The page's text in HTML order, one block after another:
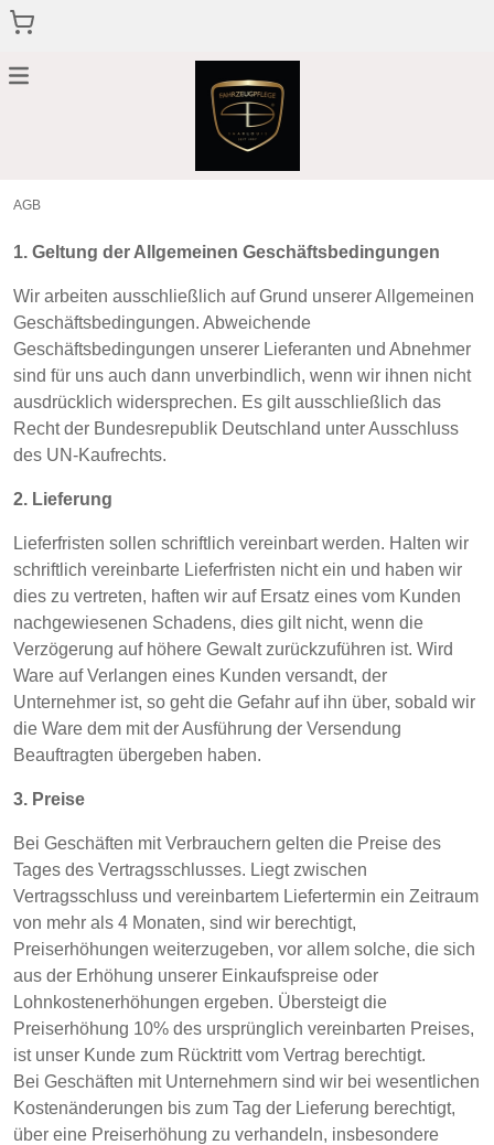
Menu
AGB
1. Geltung der Allgemeinen Geschäftsbedingungen
Wir arbeiten ausschließlich auf Grund unserer Allgemeinen
Geschäftsbedingungen. Abweichende
Geschäftsbedingungen unserer Lieferanten und Abnehmer
sind für uns auch dann unverbindlich, wenn wir ihnen nicht
ausdrücklich widersprechen. Es gilt ausschließlich das
Recht der Bundesrepublik Deutschland unter Ausschluss
des UN-Kaufrechts.
2. Lieferung
Lieferfristen sollen schriftlich vereinbart werden. Halten wir
schriftlich vereinbarte Lieferfristen nicht ein und haben wir
dies zu vertreten, haften wir auf Ersatz eines vom Kunden
nachgewiesenen Schadens, dies gilt nicht, wenn die
Verzögerung auf höhere Gewalt zurückzuführen ist. Wird
Ware auf Verlangen eines Kunden versandt, der
Unternehmer ist, so geht die Gefahr auf ihn über, sobald wir
die Ware dem mit der Ausführung der Versendung
Beauftragten übergeben haben.
3. Preise
Bei Geschäften mit Verbrauchern gelten die Preise des
Tages des Vertragsschlusses. Liegt zwischen
Vertragsschluss und vereinbartem Liefertermin ein Zeitraum
von mehr als 4 Monaten, sind wir berechtigt,
Preiserhöhungen weiterzugeben, vor allem solche, die sich
aus der Erhöhung unserer Einkaufspreise oder
Lohnkostenerhöhungen ergeben. Übersteigt die
Preiserhöhung 10% des ursprünglich vereinbarten Preises,
ist unser Kunde zum Rücktritt vom Vertrag berechtigt.
Bei Geschäften mit Unternehmern sind wir bei wesentlichen
Kostenänderungen bis zum Tag der Lieferung berechtigt,
über eine Preiserhöhung zu verhandeln, insbesondere